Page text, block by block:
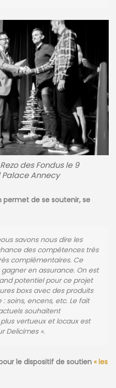
des Fondus le 9
Palace Annecy
permet de se soutenir, se
savons nous dire les
des compétences très
complémentaires. Ce
en assurance. On est
potentiel pour ce projet
boxs avec des produits
soins, encens, etc. Le fait
souhaitent
vertueux et locaux est
Delicimes ».
le dispositif de soutien« les